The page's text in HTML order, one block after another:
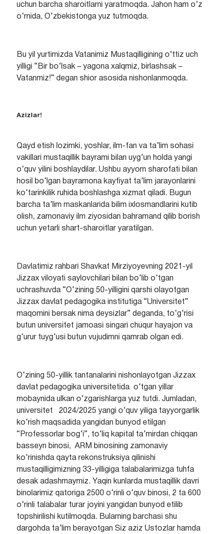
uchun barcha sharoitlarni yaratmoqda. Jahon ham o‘z
o‘rnida, O‘zbekistonga yuz tutmoqda.
Bu yil yurtimizda Vatanimiz Mustaqilligining o‘ttiz uch
yilligi “Bir bo‘lsak – yagona xalqmiz, birlashsak –
Vatanmiz!” degan shior asosida nishonlanmoqda.
Azizlar!
Qayd etish lozimki, yoshlar, ilm-fan va ta’lim sohasi
vakillari mustaqillik bayrami bilan uyg‘un holda yangi
o‘quv yilini boshlaydilar. Ushbu ayyom sharofati bilan
hosil bo‘lgan bayramona kayfiyat ta’lim jarayonlarini
ko‘tarinkilik ruhida boshlashga xizmat qiladi. Bugun
barcha ta’lim maskanlarida bilim ixlosmandlarini kutib
olish, zamonaviy ilm ziyosidan bahramand qilib borish
uchun yetarli shart-sharoitlar yaratilgan.
Davlatimiz rahbari Shavkat Mirziyoyevning 2021-yil
Jizzax viloyati saylovchilari bilan bo‘lib o‘tgan
uchrashuvda “O‘zining 50-yilligini qarshi olayotgan
Jizzax davlat pedagogika institutiga “Universitet”
maqomini bersak nima deysizlar” deganda, to‘g‘risi
butun universitet jamoasi singari chuqur hayajon va
g‘urur tuyg‘usi butun vujudimni qamrab olgan edi.
O‘zining 50-yillik tantanalarini nishonlayotgan Jizzax
davlat pedagogika universitetida o‘tgan yillar
mobaynida ulkan o‘zgarishlarga yuz tutdi. Jumladan,
universitet 2024/2025 yangi o‘quv yiliga tayyorgarlik
ko‘rish maqsadida yangidan bunyod etilgan
“Professorlar bog‘i”, to‘liq kapital ta’mirdan chiqqan
basseyn binosi, ARM binosining zamonaviy
ko‘rinishda qayta rekonstruksiya qilinishi
mustaqilligimizning 33-yilligiga talabalarimizga tuhfa
desak adashmaymiz. Yaqin kunlarda mustaqillik davri
binolarimiz qatoriga 2500 o‘rinli o‘quv binosi, 2 ta 600
o‘rinli talabalar turar joyini yangidan bunyod etilib
topshirilishi kutilmoqda. Bularning barchasi shu
dargohda ta’lim berayotgan Siz aziz Ustozlar hamda